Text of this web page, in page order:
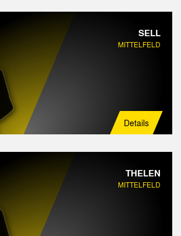
SELL
MITTELFELD
Details
THELEN
MITTELFELD